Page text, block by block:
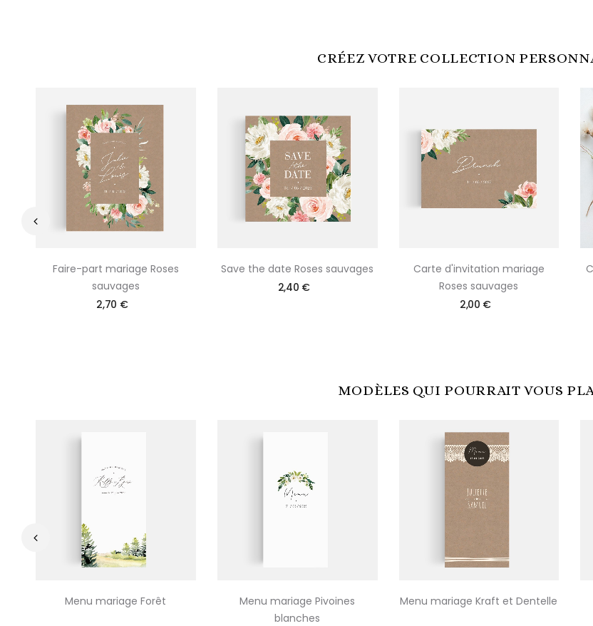
CRÉEZ VOTRE COLLECTION
Faire-part mariage Roses
sauvages
2,70 €
Save the date Roses sauvages
2,40 €
Carte d'invitation mariage
Roses sauvages
2,00 €
MODÈLES QUI POURRAIT VOUS
Menu mariage Forêt
Menu mariage Pivoines
blanches
Menu mariage Kraft et Dentelle